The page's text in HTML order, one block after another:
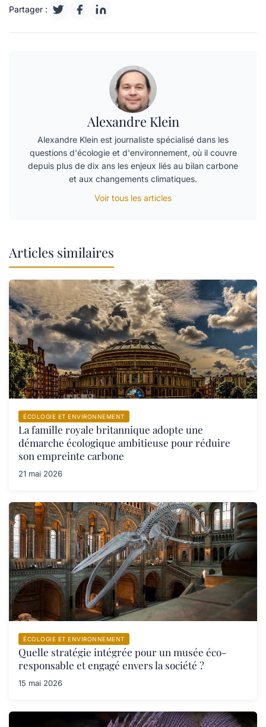
Partager :
Alexandre Klein
Alexandre Klein est journaliste spécialisé dans les
questions d'écologie et d'environnement, où il couvre
depuis plus de dix ans les enjeux liés au bilan carbone
et aux changements climatiques.
Voir tous les articles
Articles similaires
ÉCOLOGIE ET ENVIRONNEMENT
La famille royale britannique adopte une
démarche écologique ambitieuse pour réduire
son empreinte carbone
21 mai 2026
ÉCOLOGIE ET ENVIRONNEMENT
Quelle stratégie intégrée pour un musée éco-
responsable et engagé envers la société ?
15 mai 2026